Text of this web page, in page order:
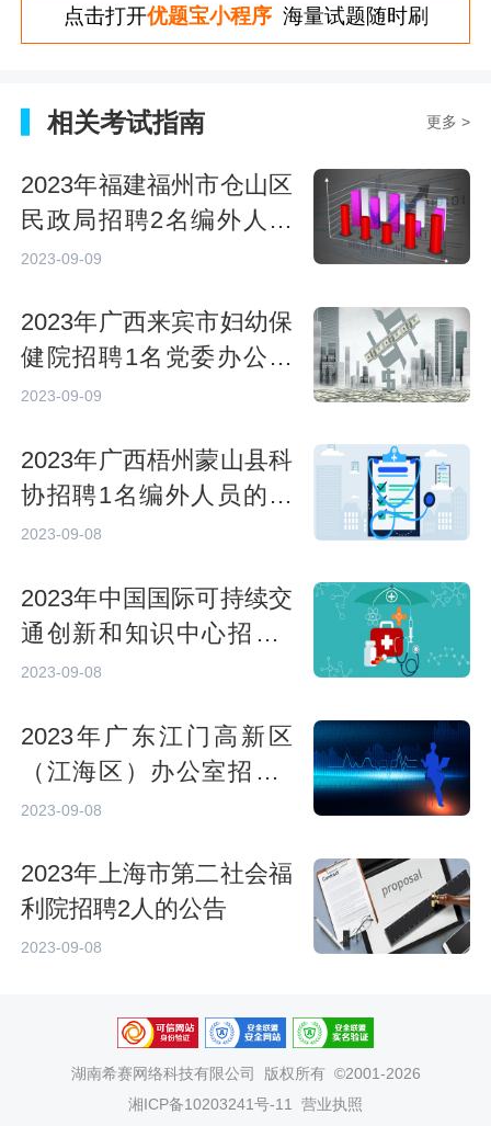
点击打开优题宝小程序海量试题随时刷
相关考试指南 更多 >
2023年福建福州市仓山区
民政局招聘2名编外人员
的公告
2023-09-09
2023年广西来宾市妇幼保
健院招聘1名党委办公室
干事的公告
2023-09-09
2023年广西梧州蒙山县科
协招聘1名编外人员的公
告
2023-09-08
2023年中国国际可持续交
通创新和知识中心招聘7
人的公告
2023-09-08
2023年广东江门高新区
（江海区）办公室招聘4
名普通雇员的公告
2023-09-08
2023年上海市第二社会福
利院招聘2人的公告
2023-09-08
湖南希赛网络科技有限公司
版权所有 ©2001-2026
湘ICP备10203241号-11
营业执照